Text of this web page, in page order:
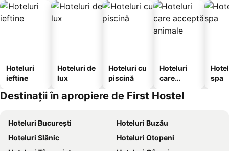
Hoteluri
ieftine
Hoteluri de
lux
Hoteluri cu
piscină
Hoteluri
care
animale
spa
Destinații în apropiere de First Hostel
Hoteluri București
Hoteluri Buzău
Hoteluri Slănic
Hoteluri Otopeni